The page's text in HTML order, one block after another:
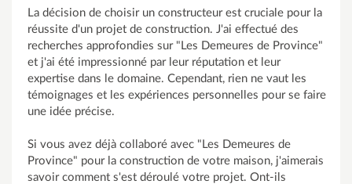
La décision de choisir un constructeur est cruciale pour la
réussite d'un projet de construction. J'ai effectué des
recherches approfondies sur "Les Demeures de Province"
et j'ai été impressionné par leur réputation et leur
expertise dans le domaine. Cependant, rien ne vaut les
témoignages et les expériences personnelles pour se faire
une idée précise.
Si vous avez déjà collaboré avec "Les Demeures de
Province" pour la construction de votre maison, j'aimerais
savoir comment s'est déroulé votre projet. Ont-ils